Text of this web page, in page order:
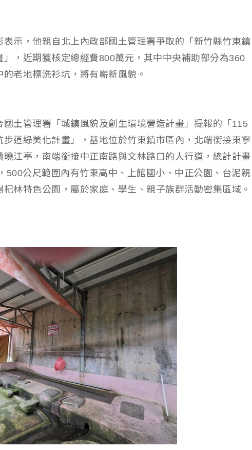
表示，他親自北上內政部國土管理署爭取的「新竹縣竹東鎮
」，近期獲核定總經費800萬元，其中中央補助部分為360
老地標洗衫坑，將有嶄新風貌。
國土管理署「城鎮風貌及創生環境營造計畫」提報的「115
步道綠美化計畫」，基地位於竹東鎮市區內，北端銜接東寧
江亭，南端銜接中正南路與文林路口的人行道，總計計畫
500公尺範圍內有竹東高中、上館國小、中正公園、台泥親
林特色公園，屬於家庭、學生、親子族群活動密集區域。